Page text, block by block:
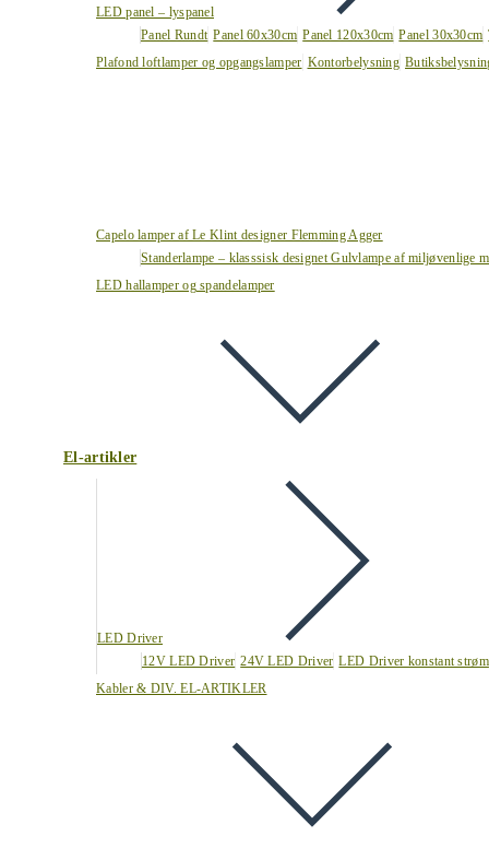
LED panel – lyspanel
Panel Rundt Panel 60x30cm Panel 120x30cm Panel 30x30cm
Plafond loftlamper og opgangslamper Kontorbelysning
Capelo lamper af Le Klint designer Flemming Agger
Standerlampe – klasssisk designet Gulvlampe af miljøvenlige
LED hallamper og spandelamper
El-artikler
LED Driver
12V LED Driver 24V LED Driver LED Driver konstant strøm
Kabler & DIV. EL-ARTIKLER